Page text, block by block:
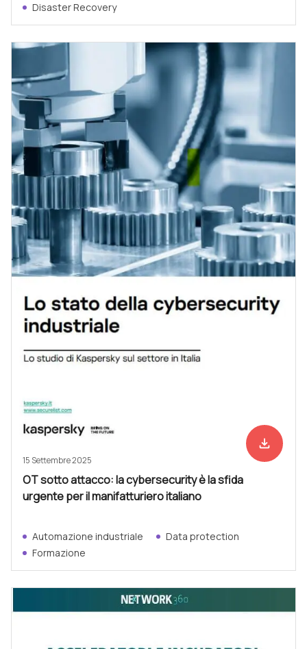
Disaster Recovery
Scarica
file_download
15 Settembre 2025
OT sotto attacco: la cybersecurity è la sfida
urgente per il manifatturiero italiano
Automazione industriale
Data protection
Formazione